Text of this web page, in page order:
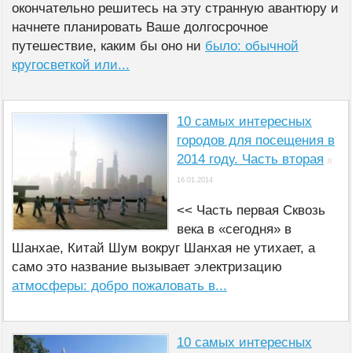
окончательно решитесь на эту странную авантюру и
начнете планировать Ваше долгосрочное
путешествие, каким бы оно ни было: обычной
кругосветкой или...
10 самых интересных
городов для посещения в
2014 году. Часть вторая //
16.01.2014
<< Часть первая Сквозь
века в «сегодня» в
Шанхае, Китай Шум вокруг Шанхая не утихает, а
само это название вызывает электризацию
атмосферы: добро пожаловать в...
10 самых интересных